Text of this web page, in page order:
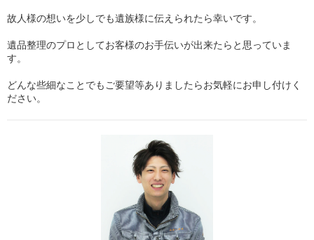
故人様の想いを少しでも遺族様に伝えられたら幸いです。
遺品整理のプロとしてお客様のお手伝いが出来たらと思っていま
す。
どんな些細なことでもご要望等ありましたらお気軽にお申し付けく
ださい。